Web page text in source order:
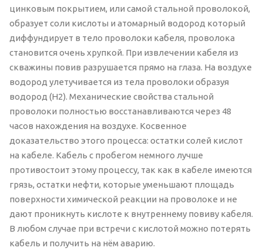
цинковым покрытием, или самой стальной проволокой,
образует соли кислоты и атомарный водород который
диффундирует в тело проволоки кабеля, проволока
становится очень хрупкой. При извлечении кабеля из
скважины повив разрушается прямо на глаза. На воздухе
водород улетучивается из тела проволоки образуя
водород (Н2). Механические свойства стальной
проволоки полностью восстанавливаются через 48
часов нахождения на воздухе. Косвенное
доказательство этого процесса: остатки солей кислот
на кабеле. Кабель с пробегом немного лучше
противостоит этому процессу, так как в кабеле имеются
грязь, остатки нефти, которые уменьшают площадь
поверхности химической реакции на проволоке и не
дают проникнуть кислоте к внутреннему повиву кабеля.
В любом случае при встречи с кислотой можно потерять
кабель и получить на нём аварию.